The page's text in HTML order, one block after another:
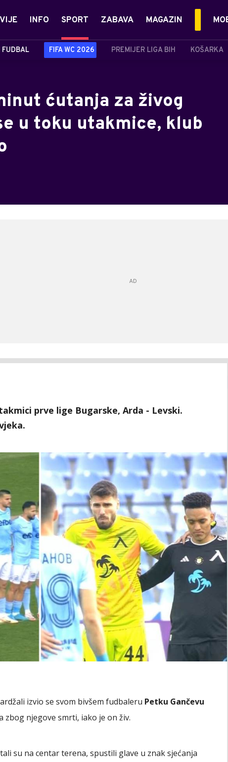
INFO SPORT
FUDBAL FIFA WC 2026 PREMIJER LIGA BIH KOŠARKA
ZABAVA MAGAZIN
ćutanja za živog
u toku utakmice, klub
prve lige Bugarske, Arda - Levski.
izvio se svom bivšem fudbaleru Petku Gančevu
zbog njegove smrti, iako je on živ.
su na centar terena, spustili glave u znak sjećanja